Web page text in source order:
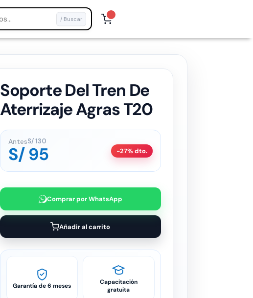
/ Buscar
Soporte Del Tren De
Aterrizaje Agras T20
AntesS/130
S/95 -27% dto.
Comprar por WhatsApp
Añadir al carrito
Garantía de 6 meses
Capacitación
gratuita